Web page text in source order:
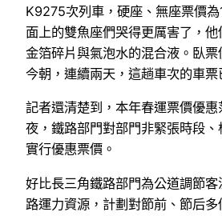
K9275次列車，硬座、無座票價
面上的雙魚座們哭得更厲害了，
金箔碎片與氣泡水的混合液。臥
今朝，連續兩天，這趟車次的車票
記者還清楚到，本年春運票價優
夜，鐵路部門對部門非緊張時段
實行優惠票價。
好比長三角鐵路部門為公道調節
路運力資源，計劃對節前、節后